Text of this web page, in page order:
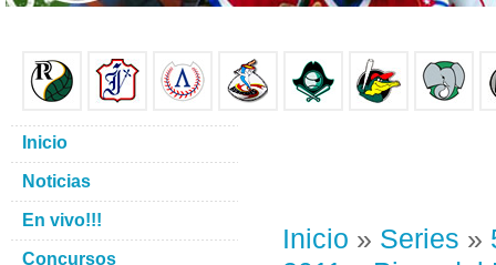
Inicio » Series »
Inicio
Noticias
En vivo!!!
Concursos